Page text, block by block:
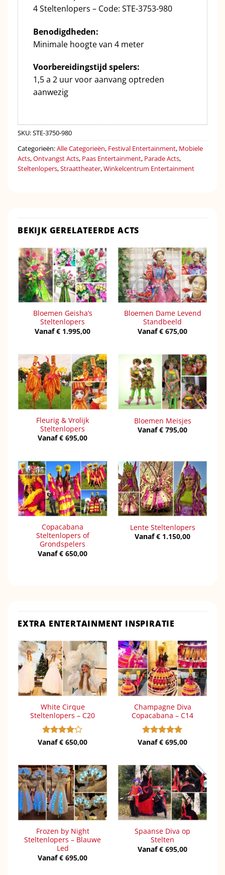
4 Steltenlopers – Code: STE-3753-980
Benodigdheden:
Minimale hoogte van 4 meter
Voorbereidingstijd spelers:
1,5 a 2 uur voor aanvang optreden
aanwezig
SKU:STE-3750-980
Categorieën:Alle Categorieën, Festival Entertainment, Mobiele
Acts,Ontvangst Acts, Paas Entertainment, Parade Acts,
Steltenlopers,Straattheater,Winkelcentrum Entertainment
BEKIJK GERELATEERDE ACTS
Bloemen Geisha’s
Steltenlopers
Vanaf€ 1.995,00
Bloemen Dame Levend
Standbeeld
Vanaf€ 675,00
Fleurig & Vrolijk
Steltenlopers
Vanaf€ 695,00
Bloemen Meisjes
Vanaf€ 795,00
Copacabana
Steltenlopers of
Grondspelers
Vanaf€ 650,00
Lente Steltenlopers
Vanaf€ 1.150,00
EXTRA ENTERTAINMENT INSPIRATIE
White Cirque
Steltenlopers – C20
Gewaardeerd
Vanaf€ 650,00
Champagne Diva
Copacabana – C14
Gewaardeerd
Vanaf€ 695,00
Frozen by Night
Steltenlopers – Blauwe
Led
Vanaf€ 695,00
Spaanse Diva op
Stelten
Vanaf€ 695,00